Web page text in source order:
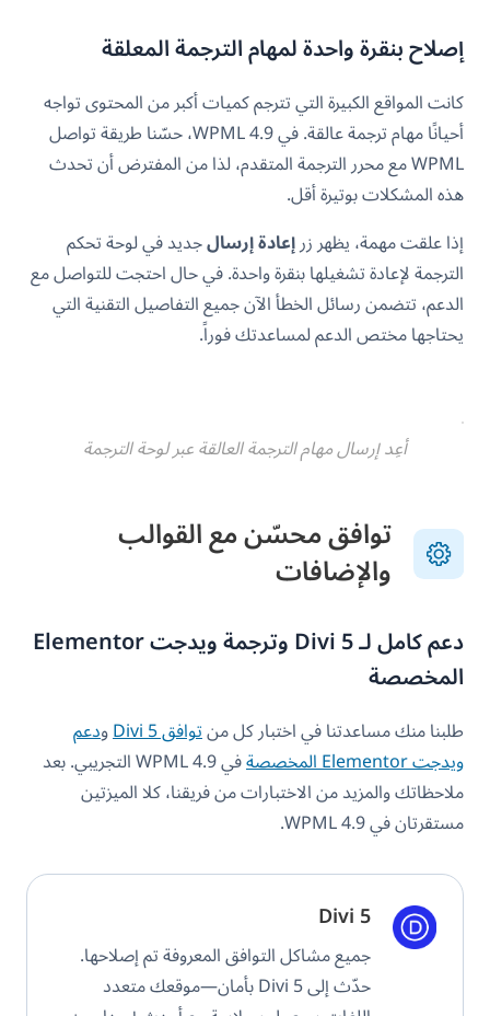
إصلاح بنقرة واحدة لمهام الترجمة المعلقة
كانت المواقع الكبيرة التي تترجم كميات أكبر من المحتوى تواجه
أحيانًا مهام ترجمة عالقة. في WPML 4.9، حسّنا طريقة تواصل
WPML مع محرر الترجمة المتقدم، لذا من المفترض أن تحدث
هذه المشكلات بوتيرة أقل.
إذا علقت مهمة، يظهر زرإعادة إرسالجديد في لوحة تحكم
الترجمة لإعادة تشغيلها بنقرة واحدة. في حال احتجت للتواصل مع
الدعم، تتضمن رسائل الخطأ الآن جميع التفاصيل التقنية التي
يحتاجها مختص الدعم لمساعدتك فوراً.
أعِد إرسال مهام الترجمة العالقة عبر لوحة الترجمة
توافق محسّن مع القوالب
والإضافات
دعم كامل لـ Divi 5 وترجمة ويدجت Elementor
المخصصة
طلبنا منك مساعدتنا في اختبار كل منتوافق Divi 5 ودعم
ويدجت Elementor المخصصة
في WPML 4.9 التجريبي. بعد
ملاحظاتك والمزيد من الاختبارات من فريقنا، كلا الميزتين
مستقرتان في WPML 4.9.
Divi 5
جميع مشاكل التوافق المعروفة تم إصلاحها.
حدّث إلى Divi 5 بأمان—موقعك متعدد